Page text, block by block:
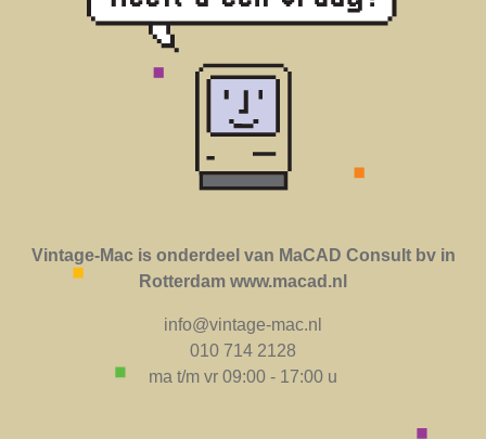
Vintage-Mac is onderdeel van MaCAD Consult bv in
Rotterdam www.macad.nl
info@vintage-mac.nl
010 714 2128
ma t/m vr 09:00 - 17:00 u